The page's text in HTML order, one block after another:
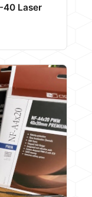
40 Laser